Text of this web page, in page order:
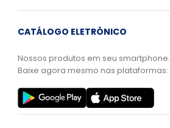
CATÁLOGO ELETRÔNICO
Nossos produtos em seu smartphone.
Baixe agora mesmo nas plataformas: